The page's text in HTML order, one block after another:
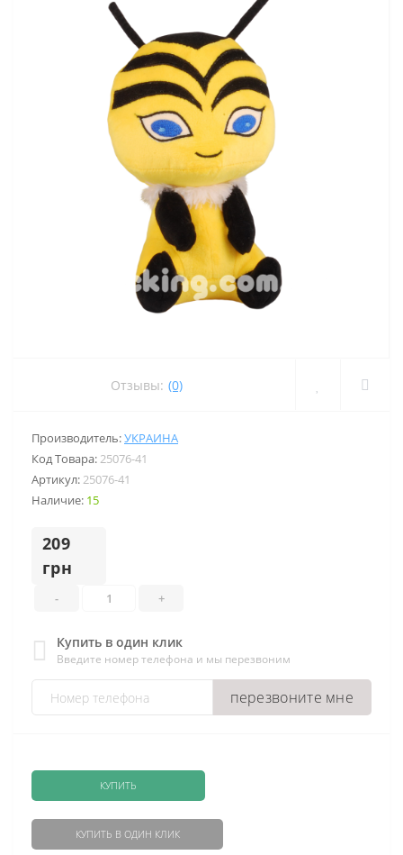
Отзывы: (0)
Производитель:УКРАИНА
Код Товара:25076-41
Артикул:25076-41
Наличие: 15
209
грн
- +
Купить в один клик
Введите номер телефона и мы перезвоним
перезвоните мне
КУПИТЬ
КУПИТЬ В ОДИН КЛИК